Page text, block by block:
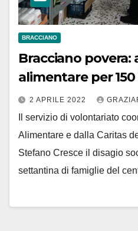
BRACCIANO
Bracciano povera:
alimentare per
2 APRILE 2022
Il servizio di volontariato
Alimentare e dalla Caritas
Stefano Cresce il disagio
settantina di famiglie del